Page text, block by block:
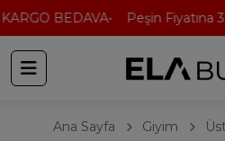
BEDAVA Peşin Fiyatına 3
Ana Sayfa Giyim